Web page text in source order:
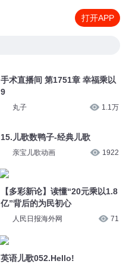
打开APP
手术直播间 第1751章 幸福乘以
9
丸子 1.1万
15.儿歌数鸭子-经典儿歌
亲宝儿歌动画 1922
【多彩新论】读懂“20元乘以1.8
亿”背后的为民初心
人民日报海外网 71
英语儿歌052.Hello!